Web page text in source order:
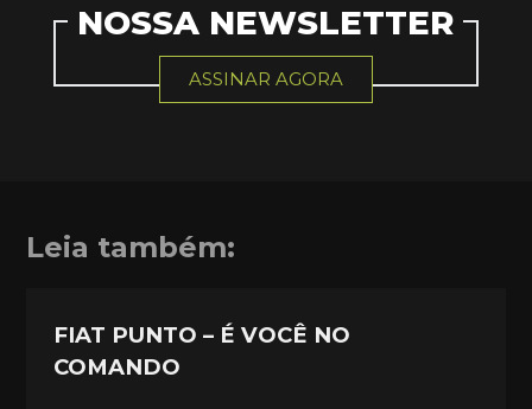
NOSSA NEWSLETTER
ASSINAR AGORA
Leia também:
FIAT PUNTO – É VOCÊ NO
COMANDO